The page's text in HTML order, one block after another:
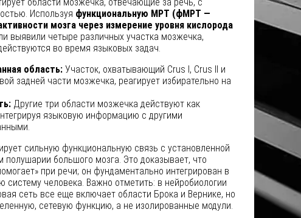
Используя функциональную МРТ (фМРТ —
мозга через измерение уровня кислорода
выявили четыре различных участка мозжечка,
во время языковых задач.
область:Участок, охватывающий Crus I, Crus II и
задней части мозжечка, реагирует избирательно на
Другие три области мозжечка действуют как
языковую информацию с другими
сильную функциональную связь с установленной
полушарии большого мозга. Это доказывает, что
при речи; он фундаментально интегрирован в
систему человека. Важно отметить: в нейробиологии
сеть все еще включает области Брока и Вернике, но
сетевую функцию, а не изолированные модули.